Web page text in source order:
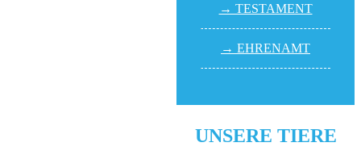
→ TESTA­MENT
→ EHREN­AMT
UNSERE TIERE